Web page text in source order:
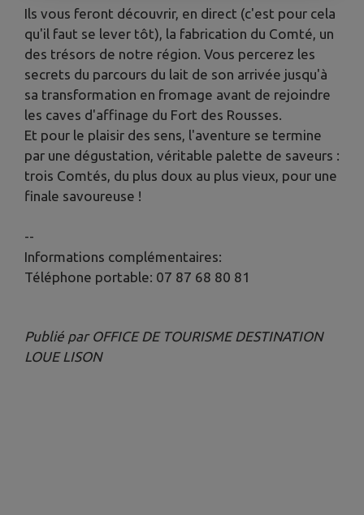
Ils vous feront découvrir, en direct (c'est pour cela
qu'il faut se lever tôt), la fabrication du Comté, un
des trésors de notre région. Vous percerez les
secrets du parcours du lait de son arrivée jusqu'à
sa transformation en fromage avant de rejoindre
les caves d'affinage du Fort des Rousses.
Et pour le plaisir des sens, l'aventure se termine
par une dégustation, véritable palette de saveurs :
trois Comtés, du plus doux au plus vieux, pour une
finale savoureuse !
--
Informations complémentaires:
Téléphone portable: 07 87 68 80 81
Publié par OFFICE DE TOURISME DESTINATION
LOUE LISON